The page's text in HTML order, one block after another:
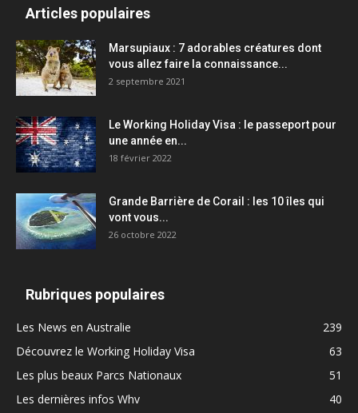
Articles populaires
Marsupiaux : 7 adorables créatures dont
vous allez faire la connaissance...
2 septembre 2021
Le Working Holiday Visa : le passeport pour
une année en...
18 février 2022
Grande Barrière de Corail : les 10 îles qui
vont vous...
26 octobre 2022
Rubriques populaires
Les News en Australie
239
Découvrez le Working Holiday Visa
63
Les plus beaux Parcs Nationaux
51
Les dernières infos Whv
40